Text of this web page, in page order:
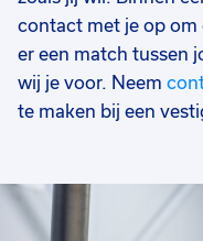
contact met je op om
er een match tussen
wij je voor. Neem
te maken bij een